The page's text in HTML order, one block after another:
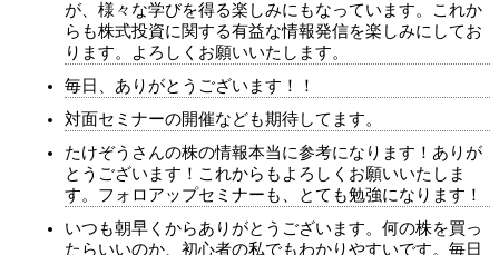
が、様々な学びを得る楽しみにもなっています。これか
らも株式投資に関する有益な情報発信を楽しみにしてお
ります。よろしくお願いいたします。
毎日、ありがとうございます！！
対面セミナーの開催なども期待してます。
たけぞうさんの株の情報本当に参考になります！ありが
とうございます！これからもよろしくお願いいたしま
す。フォロアップセミナーも、とても勉強になります！
いつも朝早くからありがとうございます。何の株を買っ
たらいいのか、初心者の私でもわかりやすいです。毎日